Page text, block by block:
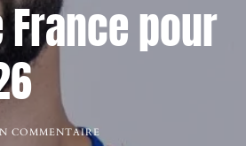
France pour
COMMENTAIRE